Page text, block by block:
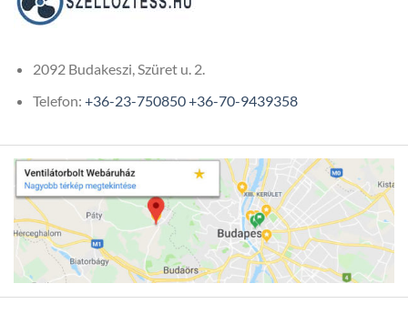
2092 Budakeszi, Szüret u. 2.
Telefon: +36-23-750850+36-70-9439358